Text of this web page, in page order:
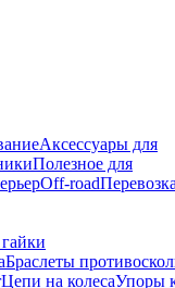
Аксессуары для
Полезное для
Off-road
Браслеты
Цепи на колесаУпоры